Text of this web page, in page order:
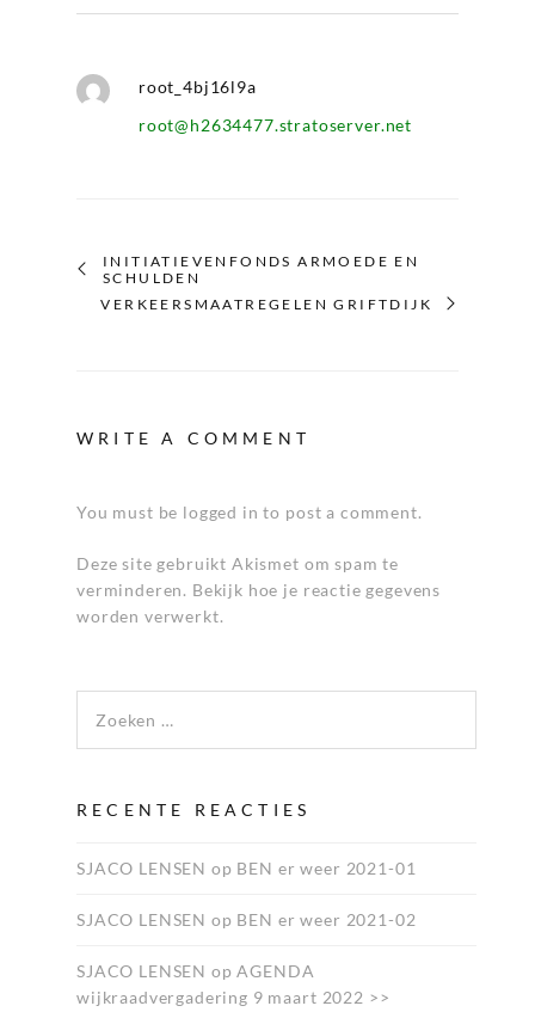
root_4bj16l9a
root@h2634477.stratoserver.net
INITIATIEVENFONDS ARMOEDE EN
SCHULDEN
VERKEERSMAATREGELEN GRIFTDIJK
WRITE A COMMENT
You must be logged in to post a comment.
Deze site gebruikt Akismet om spam te
verminderen. Bekijk hoe je reactie gegevens
worden verwerkt.
RECENTE REACTIES
SJACO LENSEN op BEN er weer 2021-01
SJACO LENSEN op BEN er weer 2021-02
SJACO LENSEN opAGENDA
wijkraadvergadering 9 maart 2022 >>